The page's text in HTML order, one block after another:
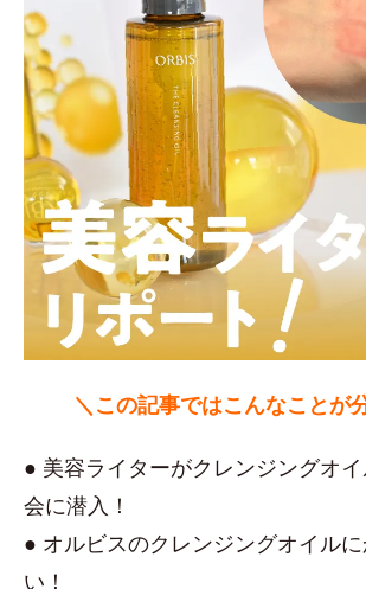
＼この記事ではこんなことが
● 美容ライターがクレンジングオ
会に潜入！
● オルビスのクレンジングオイル
い！